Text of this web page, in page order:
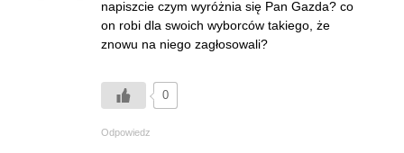
napiszcie czym wyróżnia się Pan Gazda? co
on robi dla swoich wyborców takiego, że
znowu na niego zagłosowali?
0
Odpowiedz